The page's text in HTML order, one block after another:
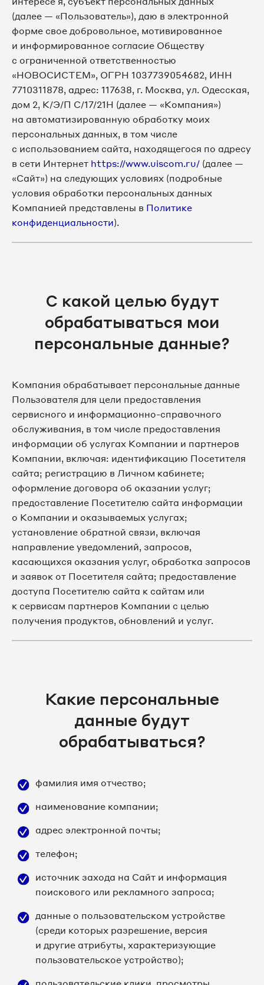
(далее — «Пользователь»), даю в электронной
форме свое добровольное, мотивированное
и информированное согласие Обществу
с ограниченной ответственностью
«НОВОСИСТЕМ», ОГРН 1037739054682, ИНН
7710311878, адрес: 117638, г. Москва, ул. Одесская,
дом 2, К/Э/П С/17/21Н (далее — «Компания»)
на автоматизированную обработку моих
персональных данных, в том числе
с использованием сайта, находящегося по адресу
в сети Интернет https://www.uiscom.ru/ (далее —
«Сайт») на следующих условиях (подробные
условия обработки персональных данных
Компанией представлены в Политике
конфиденциальности).
С какой целью будут
обрабатываться мои
персональные данные?
Компания обрабатывает персональные данные
Пользователя для цели предоставления
сервисного и информационно-справочного
обслуживания, в том числе предоставления
информации об услугах Компании и партнеров
Компании, включая: идентификацию Посетителя
сайта; регистрацию в Личном кабинете;
оформление договора об оказании услуг;
предоставление Посетителю сайта информации
о Компании и оказываемых услугах;
установление обратной связи, включая
направление уведомлений, запросов,
касающихся оказания услуг, обработка запросов
и заявок от Посетителя сайта; предоставление
доступа Посетителю сайта к сайтам или
к сервисам партнеров Компании с целью
получения продуктов, обновлений и услуг.
Какие персональные
данные будут
обрабатываться?
фамилия имя отчество;
наименование компании;
адрес электронной почты;
телефон;
источник захода на Сайт и информация
поискового или рекламного запроса;
данные о пользовательском устройстве
(среди которых разрешение, версия
и другие атрибуты, характеризующие
пользовательское устройство);